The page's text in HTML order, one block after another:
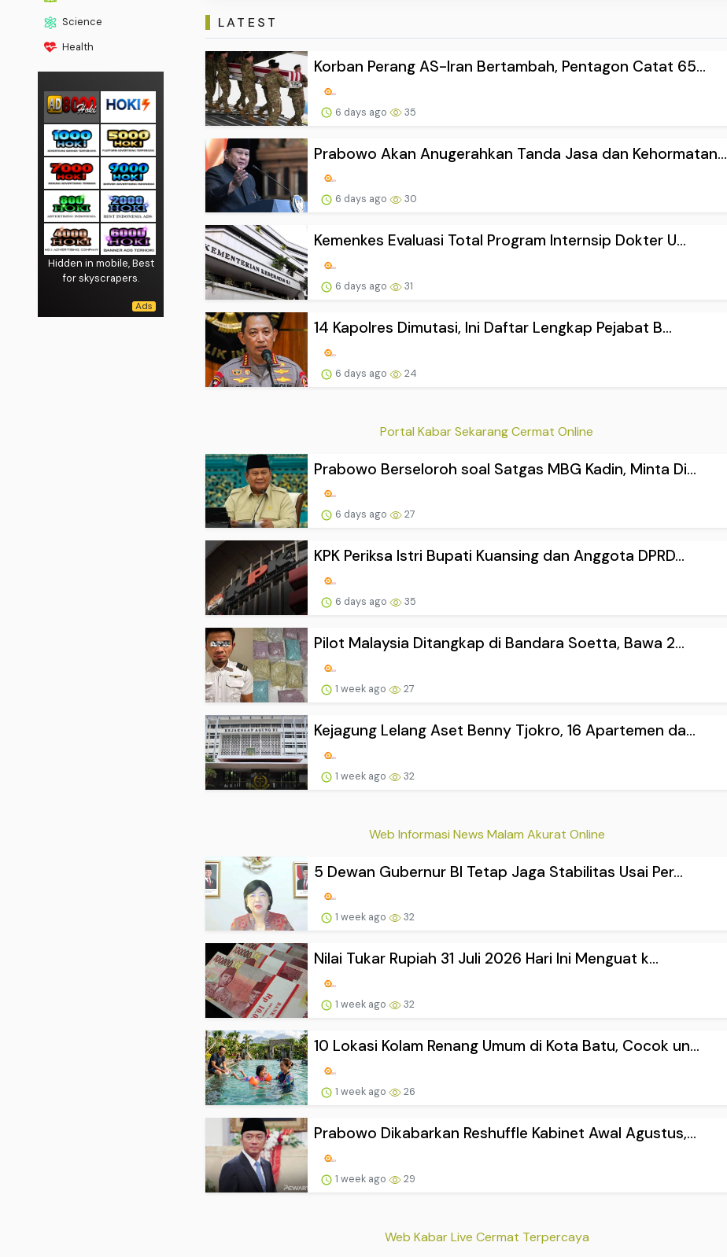
Science
Health
Hidden in mobile, Best
for skyscrapers.
LATEST
Korban Perang AS-Iran Bertambah, Pentagon Catat 65...
6 days ago 35
Prabowo Akan Anugerahkan Tanda Jasa dan Kehormatan...
6 days ago 30
Kemenkes Evaluasi Total Program Internsip Dokter U...
6 days ago 31
14 Kapolres Dimutasi, Ini Daftar Lengkap Pejabat B...
6 days ago 24
Portal Kabar Sekarang Cermat Online
Prabowo Berseloroh soal Satgas MBG Kadin, Minta Di...
6 days ago 27
KPK Periksa Istri Bupati Kuansing dan Anggota DPRD...
6 days ago 35
Pilot Malaysia Ditangkap di Bandara Soetta, Bawa 2...
1 week ago 27
Kejagung Lelang Aset Benny Tjokro, 16 Apartemen da...
1 week ago 32
Web Informasi News Malam Akurat Online
5 Dewan Gubernur BI Tetap Jaga Stabilitas Usai Per...
1 week ago 32
Nilai Tukar Rupiah 31 Juli 2026 Hari Ini Menguat k...
1 week ago 32
10 Lokasi Kolam Renang Umum di Kota Batu, Cocok un...
1 week ago 26
Prabowo Dikabarkan Reshuffle Kabinet Awal Agustus,...
1 week ago 29
Web Kabar Live Cermat Terpercaya